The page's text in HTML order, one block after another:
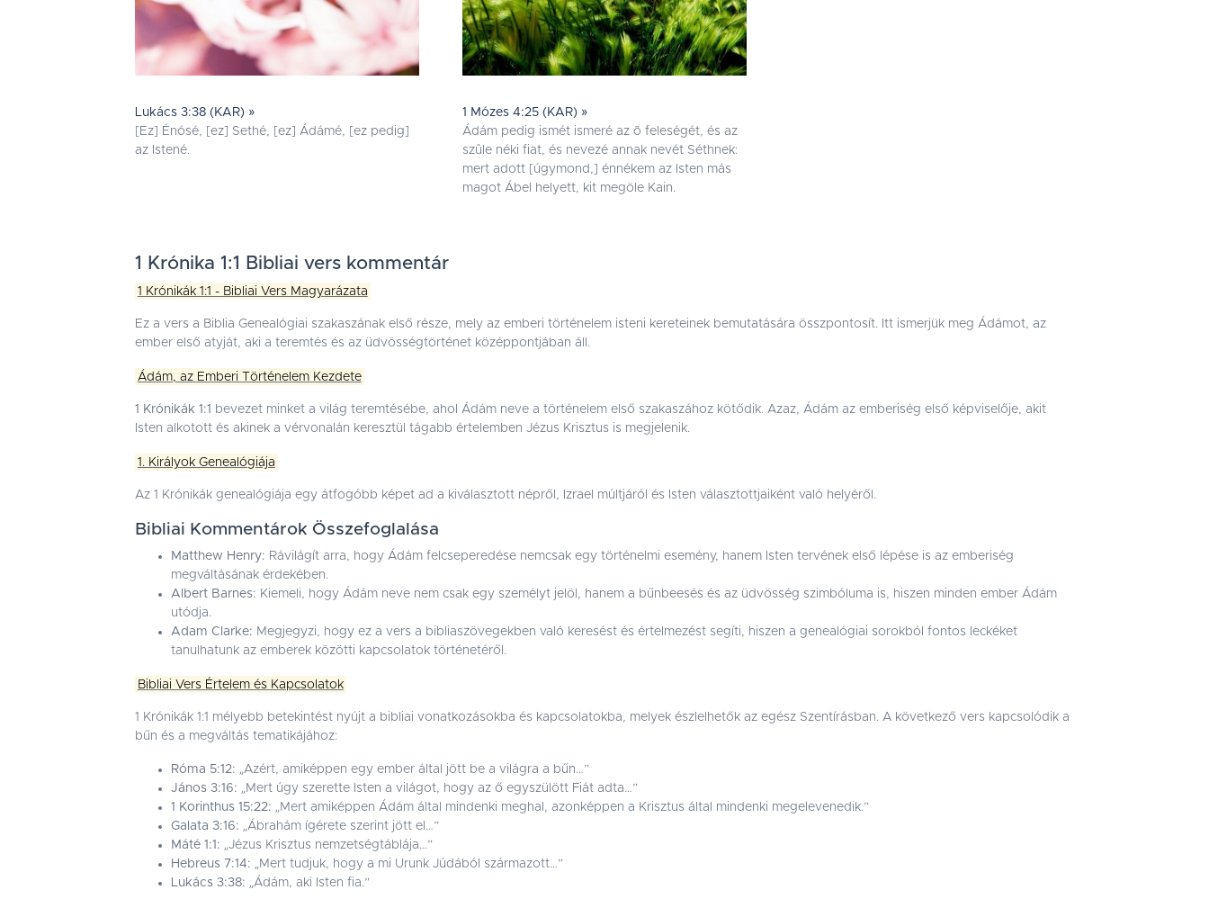
Lukács 3:38 (KAR) »
[Ez] Énósé, [ez] Sethé, [ez] Ádámé, [ez pedig]
az Istené.
1 Mózes 4:25 (KAR) »
Ádám pedig ismét ismeré az õ feleségét, és az
szûle néki fiat, és nevezé annak nevét Séthnek:
mert adott [úgymond,] énnékem az Isten más
magot Ábel helyett, kit megöle Kain.
1 Krónika 1:1 Bibliai vers kommentár
1 Krónikák 1:1 - Bibliai Vers Magyarázata
Ez a vers a Biblia Genealógiai szakaszának első része, mely az emberi történelem isteni kereteinek bemutatására összpontosít. Itt ismerjük meg Ádámot, az
ember első atyját, aki a teremtés és az üdvösségtörténet középpontjában áll.
Ádám, az Emberi Történelem Kezdete
1 Krónikák 1:1 bevezet minket a világ teremtésébe, ahol Ádám neve a történelem első szakaszához kötődik. Azaz, Ádám az emberiség első képviselője, akit
Isten alkotott és akinek a vérvonalán keresztül tágabb értelemben Jézus Krisztus is megjelenik.
1. Királyok Genealógiája
Az 1 Krónikák genealógiája egy átfogóbb képet ad a kiválasztott népről, Izrael múltjáról és Isten választottjaiként való helyéről.
Bibliai Kommentárok Összefoglalása
Matthew Henry: Rávilágít arra, hogy Ádám felcseperedése nemcsak egy történelmi esemény, hanem Isten tervének első lépése is az emberiség
megváltásának érdekében.
Albert Barnes: Kiemeli, hogy Ádám neve nem csak egy személyt jelöl, hanem a bűnbeesés és az üdvösség szimbóluma is, hiszen minden ember Ádám
utódja.
Adam Clarke: Megjegyzi, hogy ez a vers a bibliaszövegekben való keresést és értelmezést segíti, hiszen a genealógiai sorokból fontos leckéket
tanulhatunk az emberek közötti kapcsolatok történetéről.
Bibliai Vers Értelem és Kapcsolatok
1 Krónikák 1:1 mélyebb betekintést nyújt a bibliai vonatkozásokba és kapcsolatokba, melyek észlelhetők az egész Szentírásban. A következő vers kapcsolódik a
bűn és a megváltás tematikájához:
Róma 5:12: „Azért, amiképpen egy ember által jött be a világra a bűn…”
János 3:16: „Mert úgy szerette Isten a világot, hogy az ő egyszülött Fiát adta…”
1 Korinthus 15:22: „Mert amiképpen Ádám által mindenki meghal, azonképpen a Krisztus által mindenki megelevenedik.”
Galata 3:16: „Ábrahám ígérete szerint jött el…”
Máté 1:1: „Jézus Krisztus nemzetségtáblája…”
Hebreus 7:14: „Mert tudjuk, hogy a mi Urunk Júdából származott…”
Lukács 3:38: „Ádám, aki Isten fia.”